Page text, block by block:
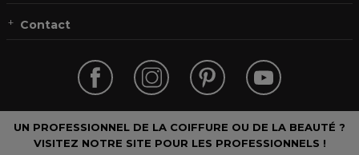
Contact
UN PROFESSIONNEL DE LA COIFFURE OU DE LA BEAUTÉ ?
VISITEZ NOTRE SITE POUR LES PROFESSIONNELS !